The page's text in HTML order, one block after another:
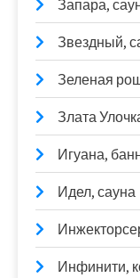
Запара,
Звездный,
Зеленая
Злата
Игуана,
Идел, сауна
Инфинити,